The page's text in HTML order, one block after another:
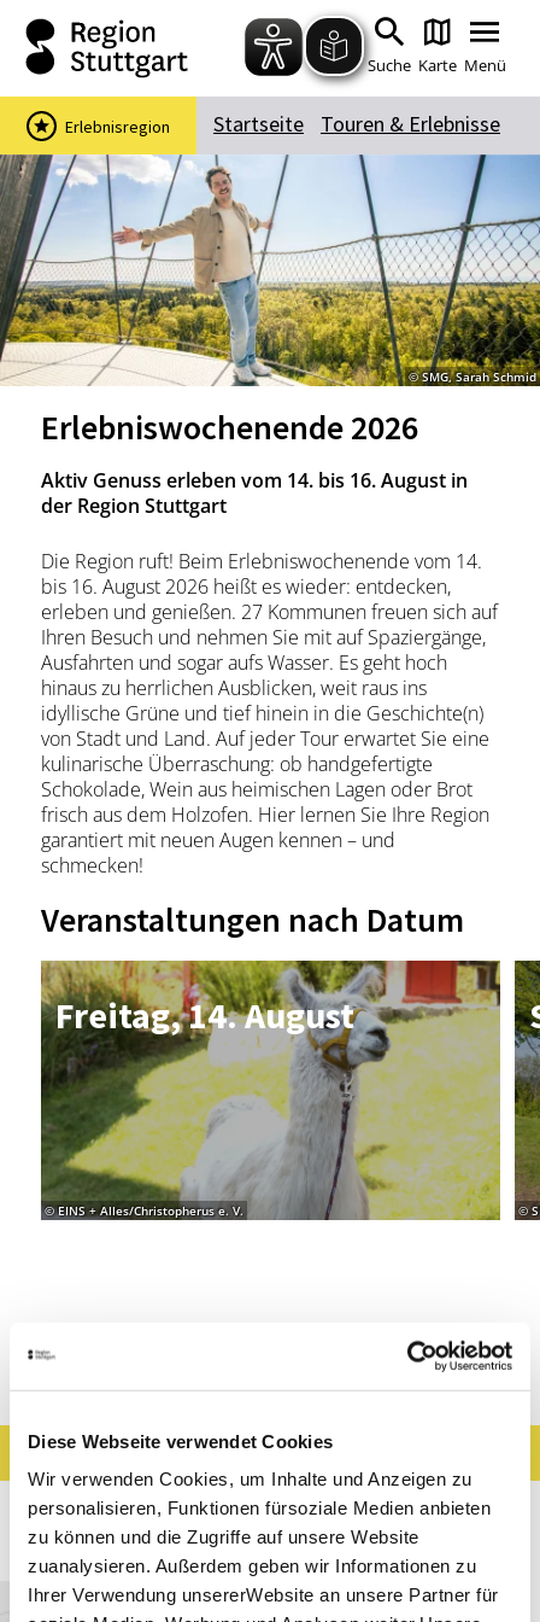
Diese Webseite verwendet Cookies
Wir verwenden Cookies, um Inhalte und Anzeigen zu
personalisieren, Funktionen fürsoziale Medien anbieten
zu können und die Zugriffe auf unsere Website
zuanalysieren. Außerdem geben wir Informationen zu
Ihrer Verwendung unsererWebsite an unsere Partner für
Zum Hauptinhalt springen
Zur Suche springen
Zur Hauptnavigation
Zum Footer springen
Suche Karte Menü
Suchbegriff
Das könnte Sie interessieren
Stadtführungen
Events & Tickets
Ausflugsziele
Erlebnisse
Wein
Radfahren
Wandern
Startseite Touren & Erlebnisse
Erlebnisregion
© SMG, Sarah Schmid
Erlebniswochenende 2026
Aktiv Genuss erleben vom 14. bis 16. August in
der Region Stuttgart
Die Region ruft! Beim Erlebniswochenende vom 14.
bis 16. August 2026 heißt es wieder: entdecken,
erleben und genießen. 27 Kommunen freuen sich auf
Ihren Besuch und nehmen Sie mit auf Spaziergänge,
Ausfahrten und sogar aufs Wasser. Es geht hoch
hinaus zu herrlichen Ausblicken, weit raus ins
idyllische Grüne und tief hinein in die Geschichte(n)
von Stadt und Land. Auf jeder Tour erwartet Sie eine
kulinarische Überraschung: ob handgefertigte
Schokolade, Wein aus heimischen Lagen oder Brot
frisch aus dem Holzofen. Hier lernen Sie Ihre Region
garantiert mit neuen Augen kennen – und
schmecken!
Veranstaltungen nach Datum
© EINS + Alles/Christopherus e. V.
Frei­tag, 14. Au­gust
©
Veranstaltungen
Ergebnisse filtern
45Ergebnisse
Stuttgart Entfernung anzeigen